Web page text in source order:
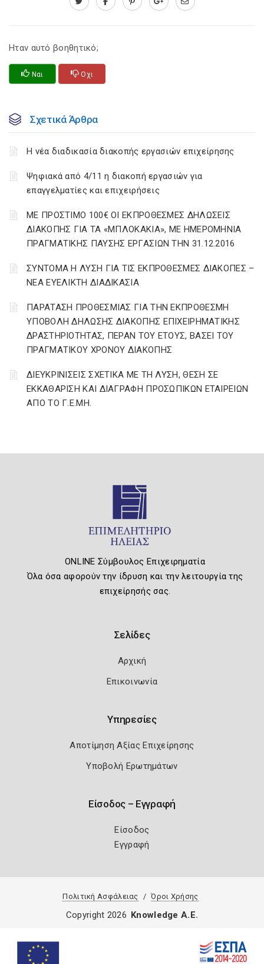
Ηταν αυτό βοηθητικό;
Ναι Οχι
Σχετικά Άρθρα
Η νέα διαδικασία διακοπής εργασιών επιχείρησης
Ψηφιακά από 4/11 η διακοπή εργασιών για
επαγγελματίες και επιχειρήσεις
ΜΕ ΠΡΟΣΤΙΜΟ 100€ ΟΙ ΕΚΠΡΟΘΕΣΜΕΣ ΔΗΛΩΣΕΙΣ
ΔΙΑΚΟΠΗΣ ΓΙΑ ΤΑ «ΜΠΛΟΚΑΚΙΑ», ΜΕ ΗΜΕΡΟΜΗΝΙΑ
ΠΡΑΓΜΑΤΙΚΗΣ ΠΑΥΣΗΣ ΕΡΓΑΣΙΩΝ ΤΗΝ 31.12.2016
ΣΥΝΤΟΜΑ Η ΛΥΣΗ ΓΙΑ ΤΙΣ ΕΚΠΡΟΘΕΣΜΕΣ ΔΙΑΚΟΠΕΣ –
ΝΕΑ ΕΥΕΛΙΚΤΗ ΔΙΑΔΙΚΑΣΙΑ
ΠΑΡΑΤΑΣΗ ΠΡΟΘΕΣΜΙΑΣ ΓΙΑ ΤΗΝ ΕΚΠΡΟΘΕΣΜΗ
ΥΠΟΒΟΛΗ ΔΗΛΩΣΗΣ ΔΙΑΚΟΠΗΣ ΕΠΙΧΕΙΡΗΜΑΤΙΚΗΣ
ΔΡΑΣΤΗΡΙΟΤΗΤΑΣ, ΠΕΡΑΝ ΤΟΥ ΕΤΟΥΣ, ΒΑΣΕΙ ΤΟΥ
ΠΡΑΓΜΑΤΙΚΟΥ ΧΡΟΝΟΥ ΔΙΑΚΟΠΗΣ
ΔΙΕΥΚΡΙΝΙΣΕΙΣ ΣΧΕΤΙΚΑ ΜΕ ΤΗ ΛΥΣΗ, ΘΕΣΗ ΣΕ
ΕΚΚΑΘΑΡΙΣΗ ΚΑΙ ΔΙΑΓΡΑΦΗ ΠΡΟΣΩΠΙΚΩΝ ΕΤΑΙΡΕΙΩΝ
ΑΠΟ ΤΟ Γ.Ε.ΜΗ.
ONLINE Σύμβουλος Επιχειρηματία
Όλα όσα αφορούν την ίδρυση και την λειτουργία της
επιχείρησής σας.
Σελίδες
Αρχική
Επικοινωνία
Υπηρεσίες
Αποτίμηση Αξίας Επιχείρησης
Υποβολή Ερωτημάτων
Είσοδος – Εγγραφή
Είσοδος
Εγγραφή
Πολιτική Ασφάλειας Όροι Χρήσης
Copyright 2026 Knowledge A.E.